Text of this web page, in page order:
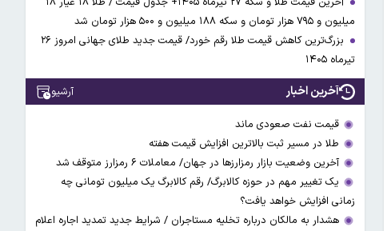
میلیون و ۷۹۵ هزار تومان و سکه ۱۸۸ میلیون و ۵۰۰ هزار تومان شد
بزرگ‌ترین کاهش قیمت طلا رقم خورد/ قیمت جدید طلای جهانی امروز ۲۶
تیرماه ۱۴۰۵
آخرین اخبار آرشیو
قیمت نفت صعودی ماند
طلا در مسیر ثبت بالاترین افزایش قیمت هفته
آخرین وضعیت بازار رمزارزها در جهان/ معاملات ۶ رمزارز متوقف شد
یک تغییر مهم در حوزه کالابرگ/ رقم کالابرگ یک میلیون تومانی چه
زمانی افزایش خواهد یافت؟
هشدار به مالکان درباره تخلیه مستاجران / شرایط جدید تمدید اجاره اعلام